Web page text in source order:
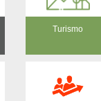
Turismo